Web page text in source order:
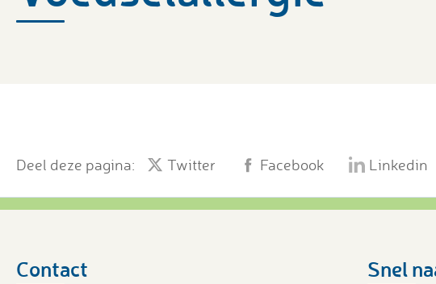
Deel deze pagina: Twitter Facebook Linkedin
Contact Snel